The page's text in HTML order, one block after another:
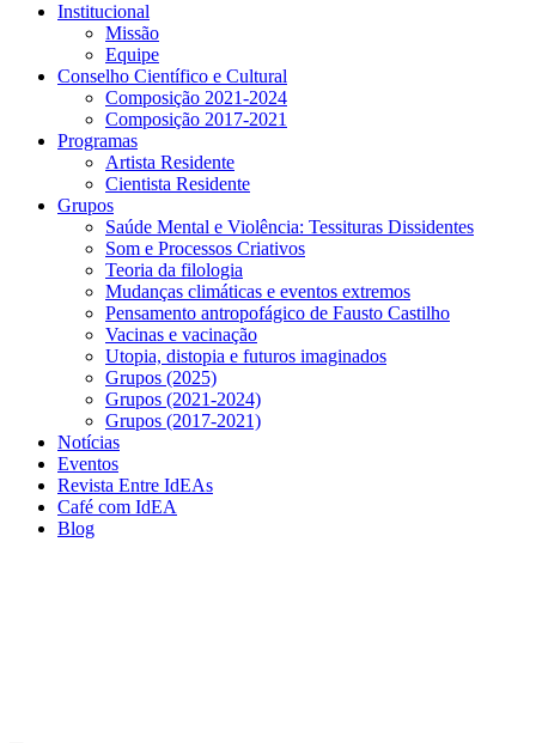
Institucional
Missão
Equipe
Conselho Científico e Cultural
Composição 2021-2024
Composição 2017-2021
Programas
Artista Residente
Cientista Residente
Grupos
Saúde Mental e Violência: Tessituras Dissidentes
Som e Processos Criativos
Teoria da filologia
Mudanças climáticas e eventos extremos
Pensamento antropofágico de Fausto Castilho
Vacinas e vacinação
Utopia, distopia e futuros imaginados
Grupos (2025)
Grupos (2021-2024)
Grupos (2017-2021)
Notícias
Eventos
Revista Entre IdEAs
Café com IdEA
Blog